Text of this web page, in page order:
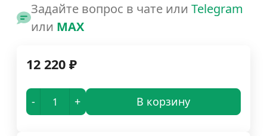
Задайте вопрос в чате или Telegram
или MAX
12 220 ₽
- + В корзину